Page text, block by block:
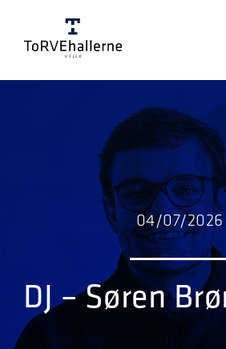
04/07/2026
DJ – Søren